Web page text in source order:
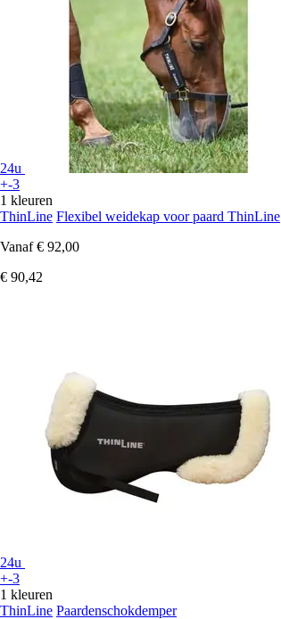
24u
+-3
1 kleuren
ThinLine Flexibel weidekap voor paard ThinLine
Vanaf € 92,00
€ 90,42
24u
+-3
1 kleuren
ThinLine Paardenschokdemper